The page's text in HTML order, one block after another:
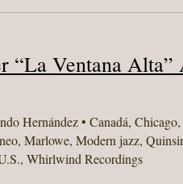
“La Ventana Alta”
Hernández• Canadá, Chicago,
, Marlowe, Modern jazz,
, Whirlwind Recordings